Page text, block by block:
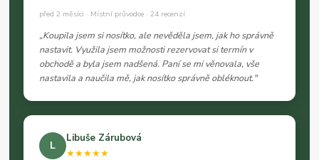
před 2 měsíci · Místní průvodce · 24 recenzí
„Koupila jsem si nosítko, ale nevěděla jsem, jak ho správně
nastavit. Využila jsem možnosti rezervovat si termín v
obchodě a byla jsem nadšená. Paní se mi věnovala, vše
nastavila a naučila mě, jak nosítko správně obléknout."
L
Libuše Zárubová
★★★★★